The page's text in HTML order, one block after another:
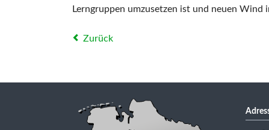
Lerngruppen umzusetzen ist und neuen
Zurück